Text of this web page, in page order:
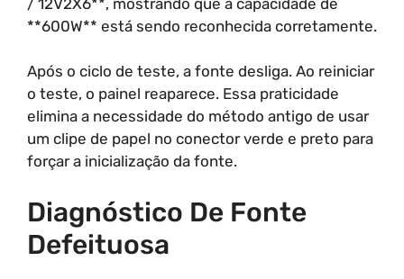
**600W** está sendo reconhecida corretamente.
Após o ciclo de teste, a fonte desliga. Ao reiniciar
o teste, o painel reaparece. Essa praticidade
elimina a necessidade do método antigo de usar
um clipe de papel no conector verde e preto para
forçar a inicialização da fonte.
Diagnóstico De Fonte
Defeituosa